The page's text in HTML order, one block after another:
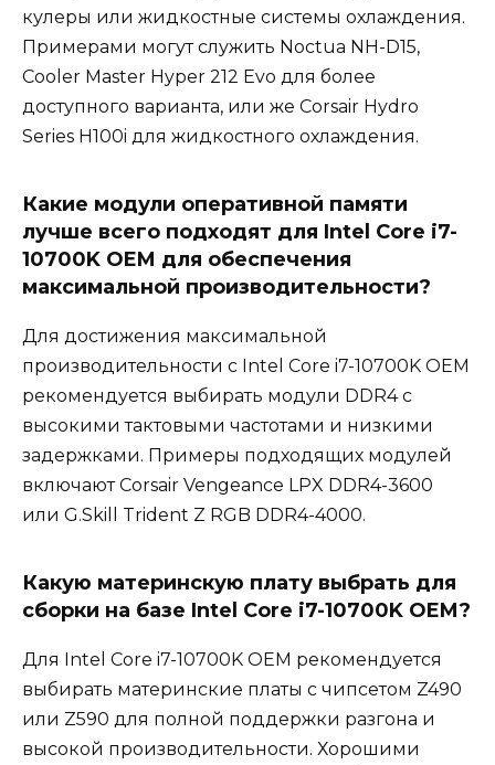
кулеры или жидкостные системы охлаждения.
Примерами могут служить Noctua NH-D15,
Cooler Master Hyper 212 Evo для более
доступного варианта, или же Corsair Hydro
Series H100i для жидкостного охлаждения.
Какие модули оперативной памяти
лучше всего подходят для Intel Core i7-
10700K OEM для обеспечения
максимальной производительности?
Для достижения максимальной
производительности с Intel Core i7-10700K OEM
рекомендуется выбирать модули DDR4 с
высокими тактовыми частотами и низкими
задержками. Примеры подходящих модулей
включают Corsair Vengeance LPX DDR4-3600
или G.Skill Trident Z RGB DDR4-4000.
Какую материнскую плату выбрать для
сборки на базе Intel Core i7-10700K OEM?
Для Intel Core i7-10700K OEM рекомендуется
выбирать материнские платы с чипсетом Z490
или Z590 для полной поддержки разгона и
высокой производительности. Хорошими